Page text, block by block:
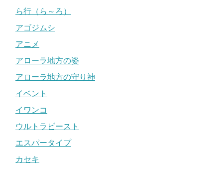
ら行（ら～ろ）
アゴジムシ
アニメ
アローラ地方の姿
アローラ地方の守り神
イベント
イワンコ
ウルトラビースト
エスパータイプ
カセキ